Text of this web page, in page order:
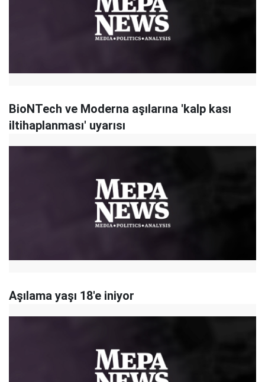
BioNTech ve Moderna aşılarına 'kalp kası
iltihaplanması' uyarısı
Aşılama yaşı 18'e iniyor